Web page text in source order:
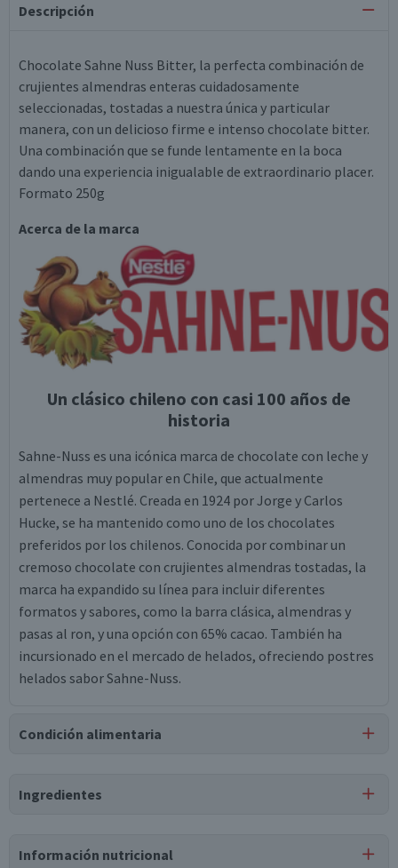
Descripción
Chocolate Sahne Nuss Bitter, la perfecta combinación de
crujientes almendras enteras cuidadosamente
seleccionadas, tostadas a nuestra única y particular
manera, con un delicioso firme e intenso chocolate bitter.
Una combinación que se funde lentamente en la boca
dando una experiencia inigualable de extraordinario placer.
Formato 250g
Acerca de la marca
Un clásico chileno con casi 100 años de
historia
Sahne-Nuss es una icónica marca de chocolate con leche y
almendras muy popular en Chile, que actualmente
pertenece a Nestlé. Creada en 1924 por Jorge y Carlos
Hucke, se ha mantenido como uno de los chocolates
preferidos por los chilenos. Conocida por combinar un
cremoso chocolate con crujientes almendras tostadas, la
marca ha expandido su línea para incluir diferentes
formatos y sabores, como la barra clásica, almendras y
pasas al ron, y una opción con 65% cacao. También ha
incursionado en el mercado de helados, ofreciendo postres
helados sabor Sahne-Nuss.
Condición alimentaria
Ingredientes
Información nutricional